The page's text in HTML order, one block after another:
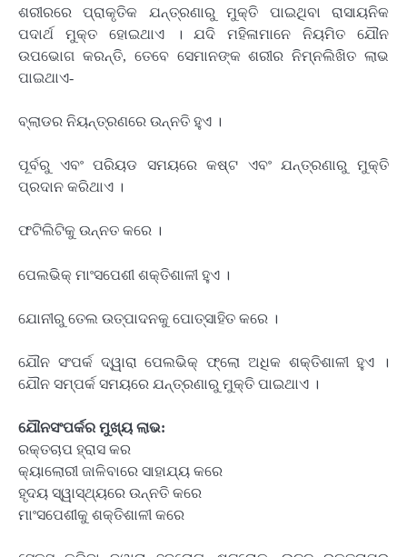
ଶରୀରରେ ପ୍ରାକୃତିକ ଯନ୍ତ୍ରଣାରୁ ମୁକ୍ତି ପାଇଥିବା ରାସାୟନିକ
ପଦାର୍ଥ ମୁକ୍ତ ହୋଇଥାଏ । ଯଦି ମହିଳାମାନେ ନିୟମିତ ଯୌନ
ଉପଭୋଗ କରନ୍ତି, ତେବେ ସେମାନଙ୍କ ଶରୀର ନିମ୍ନଲିଖିତ ଲାଭ
ପାଇଥାଏ-
ବ୍ଲାଡର ନିୟନ୍ତ୍ରଣରେ ଉନ୍ନତି ହୁଏ ।
ପୂର୍ବରୁ ଏବଂ ପରିୟଡ ସମୟରେ କଷ୍ଟ ଏବଂ ଯନ୍ତ୍ରଣାରୁ ମୁକ୍ତି
ପ୍ରଦାନ କରିଥାଏ ।
ଫଟିଲିଟିକୁ ଉନ୍ନତ କରେ ।
ପେଲଭିକ୍ ମାଂସପେଶୀ ଶକ୍ତିଶାଳୀ ହୁଏ ।
ଯୋନୀରୁ ତେଲ ଉତ୍ପାଦନକୁ ପୋତ୍ସାହିତ କରେ ।
ଯୌନ ସଂପର୍କ ଦ୍ୱାରା ପେଲଭିକ୍ ଫ୍ଲୋ ଅଧିକ ଶକ୍ତିଶାଳୀ ହୁଏ ।
ଯୌନ ସମ୍ପର୍କ ସମୟରେ ଯନ୍ତ୍ରଣାରୁ ମୁକ୍ତି ପାଇଥାଏ ।
ଯୌନସଂପର୍କର ମୁଖ୍ୟ ଲାଭ:
ରକ୍ତଚାପ ହ୍ରାସ କର
କ୍ୟାଲୋରୀ ଜାଳିବାରେ ସାହାଯ୍ୟ କରେ
ହୃଦୟ ସ୍ୱାସ୍ଥ୍ୟରେ ଉନ୍ନତି କରେ
ମାଂସପେଶୀକୁ ଶକ୍ତିଶାଳୀ କରେ